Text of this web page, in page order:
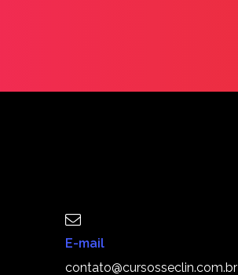
E-mail
contato@cursosseclin.com.br